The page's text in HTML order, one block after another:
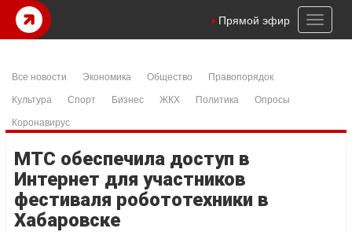
Toggle
Прямой эфир
Все новости Экономика Общество
Правопорядок
Культура
Спорт Бизнес ЖКХ Политика
Опросы
Коронавирус
МТС обеспечила доступ в
Интернет для участников
фестиваля робототехники в
Хабаровске